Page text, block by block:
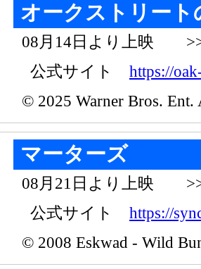
オークストリート
08月14日より上映
公式サイト https://
© 2025 Warner Bros. Ent.
マーターズ
08月21日より上映
公式サイト https://
© 2008 Eskwad - Wild